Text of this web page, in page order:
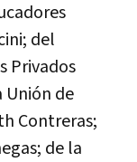
del
Privados
Unión de
Contreras;
de la